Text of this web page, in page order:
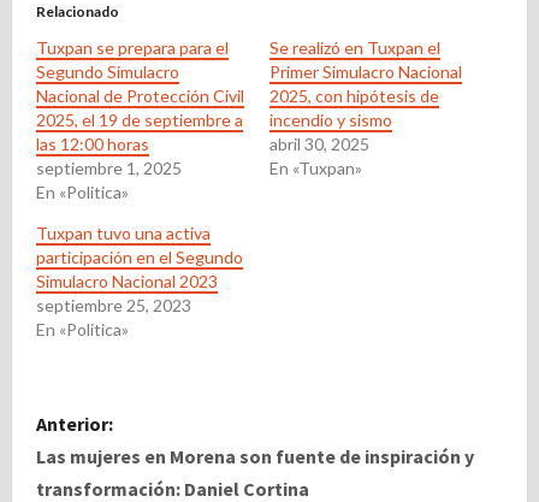
Relacionado
Tuxpan se prepara para el
Segundo Simulacro
Nacional de Protección Civil
2025, el 19 de septiembre a
las 12:00 horas
septiembre 1, 2025
En «Politica»
Se realizó en Tuxpan el
Primer Simulacro Nacional
2025, con hipótesis de
incendio y sismo
abril 30, 2025
En «Tuxpan»
Tuxpan tuvo una activa
participación en el Segundo
Simulacro Nacional 2023
septiembre 25, 2023
En «Politica»
N
a
Anterior:
Las mujeres en Morena son fuente de inspiración y
transformación: Daniel Cortina